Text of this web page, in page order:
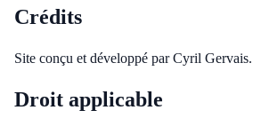
Crédits
Site conçu et développé par Cyril Gervais.
Droit applicable